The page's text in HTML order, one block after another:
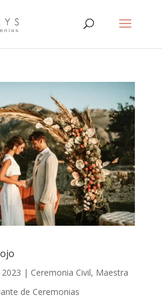
2023 | Ceremonia Civil, Maestra
de Ceremonias